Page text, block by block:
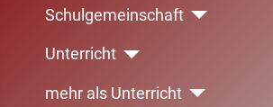
Schulgemeinschaft
Unterricht
mehr als Unterricht